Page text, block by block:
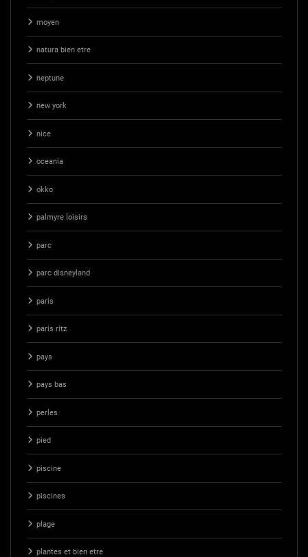
moyen
natura bien etre
neptune
new york
nice
oceania
okko
palmyre loisirs
parc
parc disneyland
paris
paris ritz
pays
pays bas
perles
pied
piscine
piscines
plage
plantes et bien etre